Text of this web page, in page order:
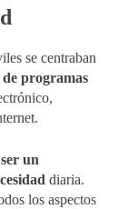
se centraban
programas
un
diaria.
los aspectos